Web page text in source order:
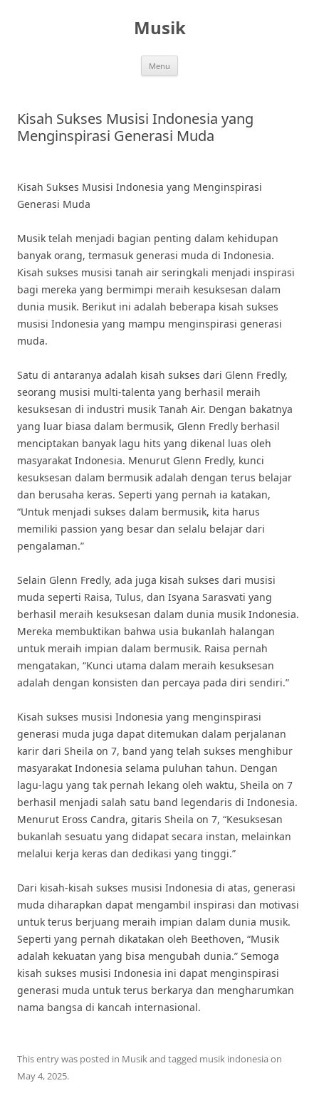
Musik
Menu
Kisah Sukses Musisi Indonesia yang
Menginspirasi Generasi Muda
Kisah Sukses Musisi Indonesia yang Menginspirasi
Generasi Muda
Musik telah menjadi bagian penting dalam kehidupan
banyak orang, termasuk generasi muda di Indonesia.
Kisah sukses musisi tanah air seringkali menjadi inspirasi
bagi mereka yang bermimpi meraih kesuksesan dalam
dunia musik. Berikut ini adalah beberapa kisah sukses
musisi Indonesia yang mampu menginspirasi generasi
muda.
Satu di antaranya adalah kisah sukses dari Glenn Fredly,
seorang musisi multi-talenta yang berhasil meraih
kesuksesan di industri musik Tanah Air. Dengan bakatnya
yang luar biasa dalam bermusik, Glenn Fredly berhasil
menciptakan banyak lagu hits yang dikenal luas oleh
masyarakat Indonesia. Menurut Glenn Fredly, kunci
kesuksesan dalam bermusik adalah dengan terus belajar
dan berusaha keras. Seperti yang pernah ia katakan,
“Untuk menjadi sukses dalam bermusik, kita harus
memiliki passion yang besar dan selalu belajar dari
pengalaman.”
Selain Glenn Fredly, ada juga kisah sukses dari musisi
muda seperti Raisa, Tulus, dan Isyana Sarasvati yang
berhasil meraih kesuksesan dalam dunia musik Indonesia.
Mereka membuktikan bahwa usia bukanlah halangan
untuk meraih impian dalam bermusik. Raisa pernah
mengatakan, “Kunci utama dalam meraih kesuksesan
adalah dengan konsisten dan percaya pada diri sendiri.”
Kisah sukses musisi Indonesia yang menginspirasi
generasi muda juga dapat ditemukan dalam perjalanan
karir dari Sheila on 7, band yang telah sukses menghibur
masyarakat Indonesia selama puluhan tahun. Dengan
lagu-lagu yang tak pernah lekang oleh waktu, Sheila on 7
berhasil menjadi salah satu band legendaris di Indonesia.
Menurut Eross Candra, gitaris Sheila on 7, “Kesuksesan
bukanlah sesuatu yang didapat secara instan, melainkan
melalui kerja keras dan dedikasi yang tinggi.”
Dari kisah-kisah sukses musisi Indonesia di atas, generasi
muda diharapkan dapat mengambil inspirasi dan motivasi
untuk terus berjuang meraih impian dalam dunia musik.
Seperti yang pernah dikatakan oleh Beethoven, “Musik
adalah kekuatan yang bisa mengubah dunia.” Semoga
kisah sukses musisi Indonesia ini dapat menginspirasi
generasi muda untuk terus berkarya dan mengharumkan
nama bangsa di kancah internasional.
This entry was posted in Musikand tagged musik indonesia on
May 4, 2025.